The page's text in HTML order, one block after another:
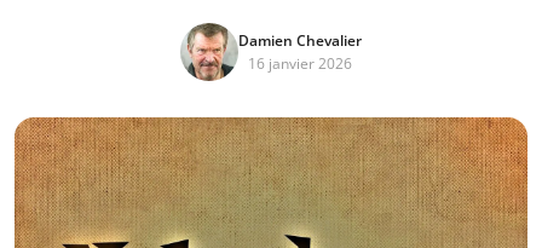
Damien Chevalier
16 janvier 2026